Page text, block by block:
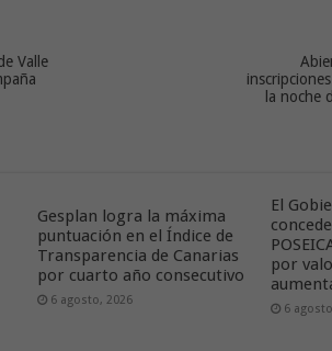
Valle
la noche
Gesplan logra la máxima
puntuación en el Índice de
Transparencia de Canarias
por cuarto año consecutivo
6 agosto, 2026
El
por
6